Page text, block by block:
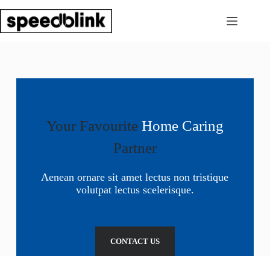
Your FavouriteHome Caring
Partner
Aenean ornare sit amet lectus non tristique
volutpat lectus scelerisque.
CONTACT US